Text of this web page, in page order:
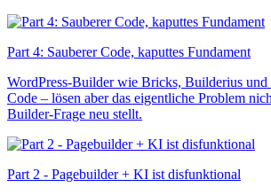
Part 4: Sauberer Code, kaputtes Fundament
WordPress-Builder wie Bricks, Builderius und
Code – lösen aber das eigentliche Problem
Builder-Frage neu stellt.
Part 2 - Pagebuilder + KI ist disfunktional